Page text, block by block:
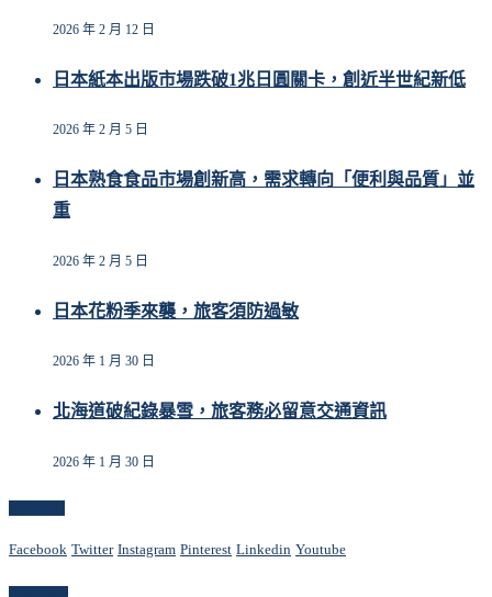
2026 年 2 月 12 日
日本紙本出版市場跌破1兆日圓關卡，創近半世紀新低
2026 年 2 月 5 日
日本熟食食品市場創新高，需求轉向「便利與品質」並
重
2026 年 2 月 5 日
日本花粉季來襲，旅客須防過敏
2026 年 1 月 30 日
北海道破紀錄暴雪，旅客務必留意交通資訊
2026 年 1 月 30 日
Facebook Twitter Instagram Pinterest Linkedin Youtube